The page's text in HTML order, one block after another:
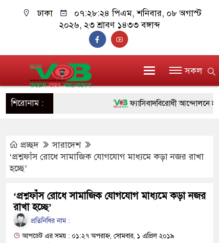
ঢাকা ০৭:২৮:২৫ পিএম, শনিবার, ০৮ অগাস্ট
২০২৬, ২৩ শ্রাবণ ১৪৩৩ বঙ্গাব্দ
সকল
শিরোনাম : ফ্যাসিবাদবিরোধী আন্দোলনে
প্রচ্ছদ
সারাদেশ
‘প্রশ্নফাঁস রোধে সামাজিক যোগযোগ মাধ্যমে কড়া নজর রাখা
হচ্ছে’
‘প্রশ্নফাঁস রোধে সামাজিক যোগযোগ মাধ্যমে কড়া নজর
রাখা হচ্ছে’
প্রতিনিধির নাম :
আপডেট এর সময় : ০১:২৭ অপরাহ্ন, সোমবার, ১ এপ্রিল ২০১৯